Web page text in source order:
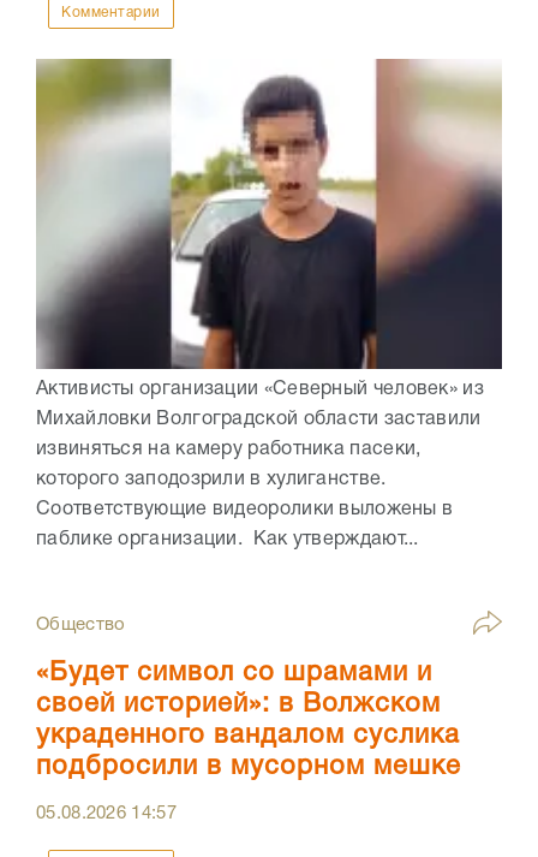
Комментарии
Активисты организации «Северный человек» из
Михайловки Волгоградской области заставили
извиняться на камеру работника пасеки,
которого заподозрили в хулиганстве.
Соответствующие видеоролики выложены в
паблике организации. Как утверждают...
Общество
«Будет символ со шрамами и
своей историей»: в Волжском
украденного вандалом суслика
подбросили в мусорном мешке
05.08.2026 14:57